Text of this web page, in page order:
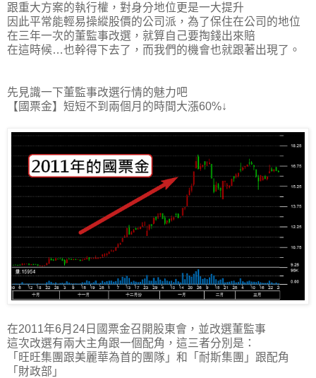
跟重大方案的執行權，對身分地位更是一大提升
因此平常能輕易操縱股價的公司派，為了保住在公司的地位
在三年一次的董監事改選，就算自己要掏錢出來賠
在這時候…也幹得下去了，而我們的機會也就跟著出現了。
先見識一下董監事改選行情的魅力吧
【國票金】短短不到兩個月的時間大漲60%↓
在2011年6月24日國票金召開股東會，並改選董監事
這次改選有兩大主角跟一個配角，這三者分別是：
「旺旺集團跟美麗華為首的團隊」和「耐斯集團」跟配角
「財政部」